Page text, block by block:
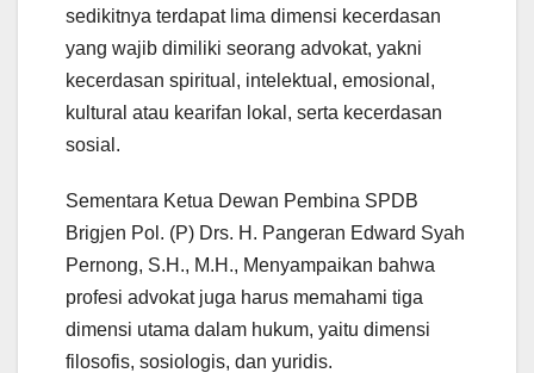
sedikitnya terdapat lima dimensi kecerdasan
yang wajib dimiliki seorang advokat, yakni
kecerdasan spiritual, intelektual, emosional,
kultural atau kearifan lokal, serta kecerdasan
sosial.
Sementara Ketua Dewan Pembina SPDB
Brigjen Pol. (P) Drs. H. Pangeran Edward Syah
Pernong, S.H., M.H., Menyampaikan bahwa
profesi advokat juga harus memahami tiga
dimensi utama dalam hukum, yaitu dimensi
filosofis, sosiologis, dan yuridis.